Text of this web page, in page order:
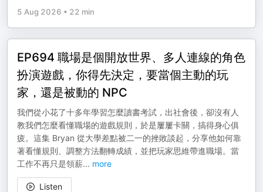
5 Aug 2026 • 22 min
EP694 職場是個開放世界、多人連線的角色
扮演遊戲，你得先決定，要當個主動的玩
家，還是被動的 NPC
我們從小花了十多年學習怎麼讀書考試，出社會後，卻沒有人
教我們怎麼看懂職場的遊戲規則，於是屢屢卡關，搞得身心俱
疲。這集 Bryan 從大學差點被二一的挫敗談起，分享他如何靠
著看懂規則、調整方法翻轉成績，並把玩家思維帶進職場。當
工作不再只是領薪... more
Listen